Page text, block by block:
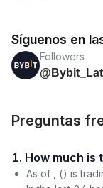
Síguenos en
Followers
Preguntas
As of , () is